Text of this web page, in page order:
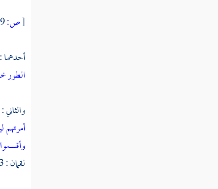
[ص:
الطور
لقمان : 13 ] . بما عهد عندك [ الزخرف : 49 ] .